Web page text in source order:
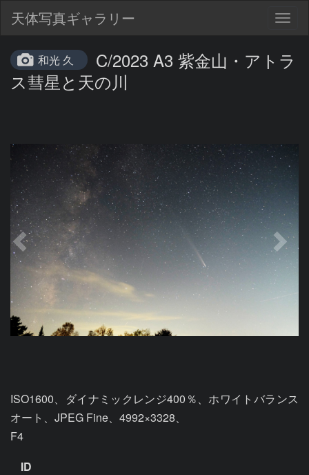
天体写真ギャラリー
和光 久
C/2023 A3 紫金山・アトラ
ス彗星と天の川
ISO1600、ダイナミックレンジ400％、ホワイトバランス
オート、JPEG Fine、4992×3328、
F4
ID